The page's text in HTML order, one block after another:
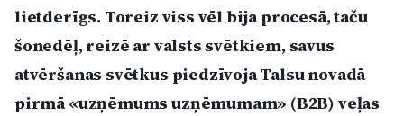
Par mums
Kontakti
lietderīgs. Toreiz viss vēl bija procesā, taču
šonedēļ, reizē ar valsts svētkiem, savus
atvēršanas svētkus piedzīvoja Talsu novadā
pirmā «uzņēmums uzņēmumam» (B2B) veļas